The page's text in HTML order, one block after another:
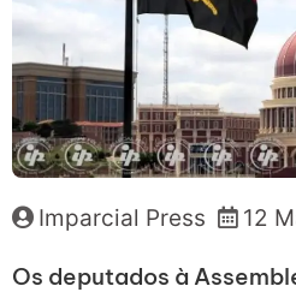
Imparcial Press 12
Os deputados à